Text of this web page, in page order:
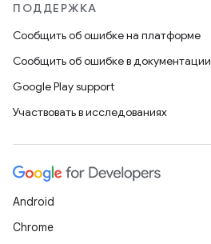
ПОДДЕРЖКА
Сообщить об ошибке на платформе
Сообщить об ошибке в документации
Google Play support
Участвовать в исследованиях
Android
Chrome